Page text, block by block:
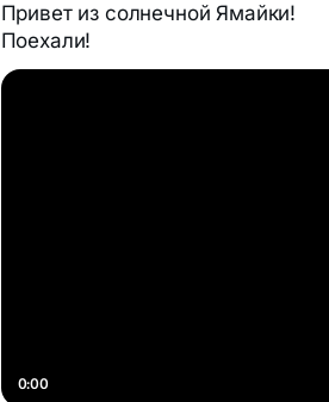
Привет из солнечной Ямайки!
Поехали!
0:00